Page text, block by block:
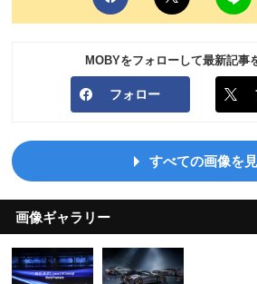
MOBYをフォローして最新記事
フォロー
すべての画像を
画像ギャラリー